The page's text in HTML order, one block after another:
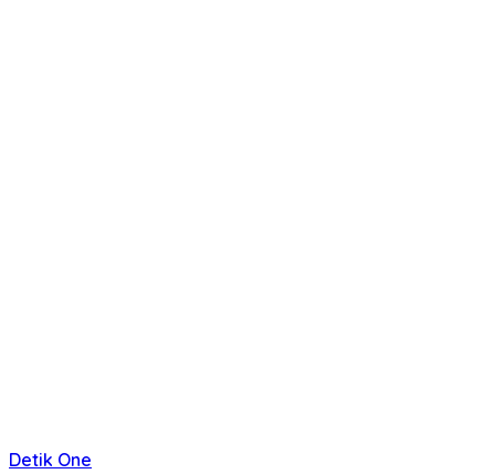
Detik One